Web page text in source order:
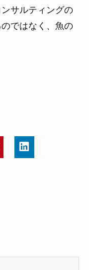
サルティングの
ではなく、魚の